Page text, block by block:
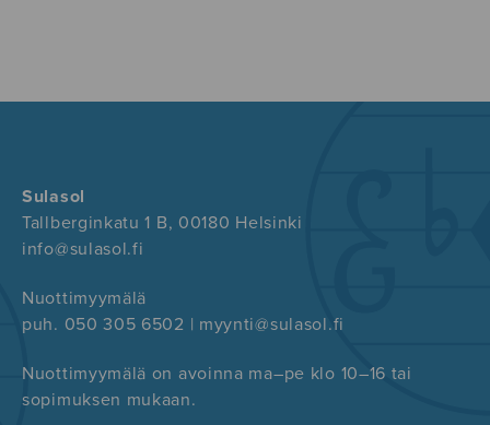
Sulasol
Tallberginkatu 1 B, 00180 Helsinki
info@sulasol.fi
Nuottimyymälä
puh. 050 305 6502 | myynti@sulasol.fi
Nuottimyymälä on avoinna ma–pe klo 10–16 tai
sopimuksen mukaan.